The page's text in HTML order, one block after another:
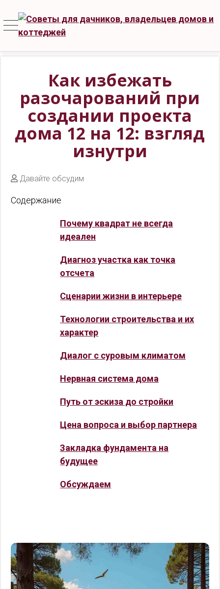
Как избежать
разочарований при
создании проекта
дома 12 на 12: взгляд
изнутри
Давайте обсудим
Содержание
Почему квадрат не всегда
идеален
Диагноз участка как точка
отсчета
Сценарии жизни в интерьере
Технологии строительства и их
характер
Диалог с суровым климатом
Нервная система дома
Путь от эскиза до стройки
Цена вопроса и выбор партнера
Закладка фундамента на
будущее
Обсуждаем